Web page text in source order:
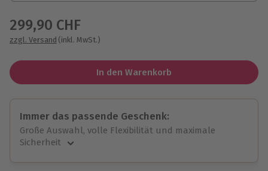
299,90 CHF
zzgl. Versand (inkl. MwSt.)
In den Warenkorb
Immer das passende Geschenk:
Große Auswahl, volle Flexibilität und maximale
Sicherheit